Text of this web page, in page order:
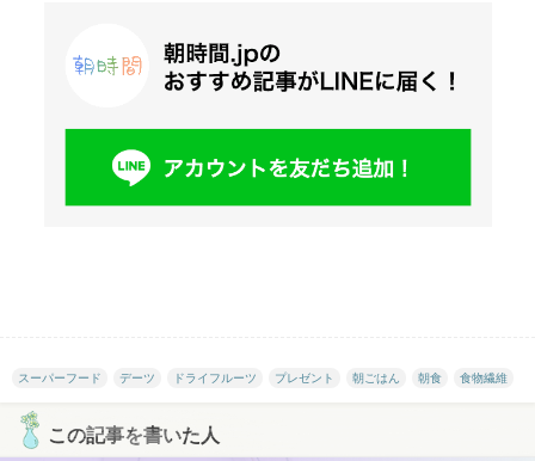
スーパーフード デーツ ドライフルーツ プレゼント 朝ごはん 朝食 食物繊維
この記事を書いた人